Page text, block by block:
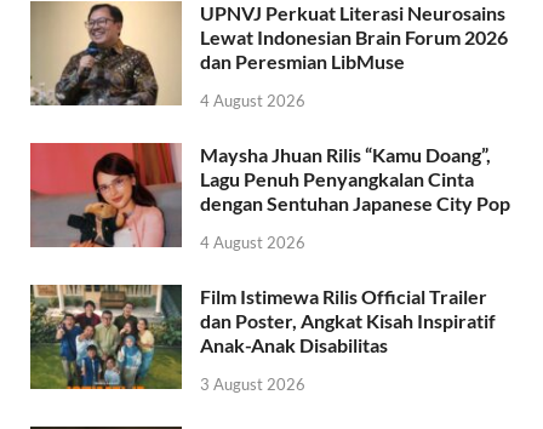
UPNVJ Perkuat Literasi Neurosains
Lewat Indonesian Brain Forum 2026
dan Peresmian LibMuse
4 August 2026
Maysha Jhuan Rilis “Kamu Doang”,
Lagu Penuh Penyangkalan Cinta
dengan Sentuhan Japanese City Pop
4 August 2026
Film Istimewa Rilis Official Trailer
dan Poster, Angkat Kisah Inspiratif
Anak-Anak Disabilitas
3 August 2026